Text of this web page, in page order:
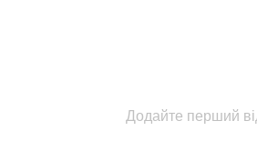
Додайте перший